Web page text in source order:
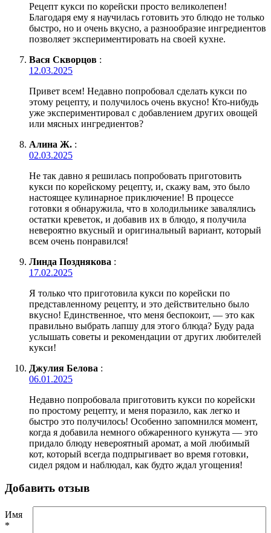
Рецепт кукси по корейски просто великолепен!
Благодаря ему я научилась готовить это блюдо не только
быстро, но и очень вкусно, а разнообразие ингредиентов
позволяет экспериментировать на своей кухне.
Вася Скворцов :
12.03.2025
Привет всем! Недавно попробовал сделать кукси по
этому рецепту, и получилось очень вкусно! Кто-нибудь
уже экспериментировал с добавлением других овощей
или мясных ингредиентов?
Алина Ж. :
02.03.2025
Не так давно я решилась попробовать приготовить
кукси по корейскому рецепту, и, скажу вам, это было
настоящее кулинарное приключение! В процессе
готовки я обнаружила, что в холодильнике завалялись
остатки креветок, и добавив их в блюдо, я получила
невероятно вкусный и оригинальный вариант, который
всем очень понравился!
Линда Позднякова :
17.02.2025
Я только что приготовила кукси по корейски по
представленному рецепту, и это действительно было
вкусно! Единственное, что меня беспокоит, — это как
правильно выбрать лапшу для этого блюда? Буду рада
услышать советы и рекомендации от других любителей
кукси!
Джулия Белова :
06.01.2025
Недавно попробовала приготовить кукси по корейски
по простому рецепту, и меня поразило, как легко и
быстро это получилось! Особенно запомнился момент,
когда я добавила немного обжаренного кунжута — это
придало блюду невероятный аромат, а мой любимый
кот, который всегда подпрыгивает во время готовки,
сидел рядом и наблюдал, как будто ждал угощения!
Добавить отзыв
Имя
*